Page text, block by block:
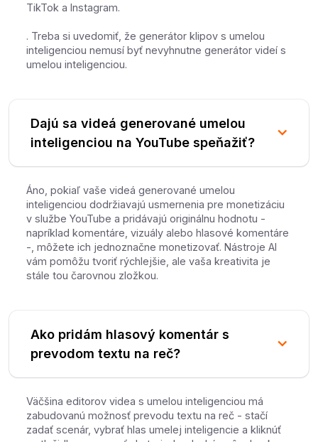
TikTok a Instagram.
. Treba si uvedomiť, že generátor klipov s umelou
inteligenciou nemusí byť nevyhnutne generátor videí s
umelou inteligenciou.
Dajú sa videá generované umelou
inteligenciou na YouTube speňažiť?
Áno, pokiaľ vaše videá generované umelou
inteligenciou dodržiavajú usmernenia pre monetizáciu
v službe YouTube a pridávajú originálnu hodnotu -
napríklad komentáre, vizuály alebo hlasové komentáre
-, môžete ich jednoznačne monetizovať. Nástroje AI
vám pomôžu tvoriť rýchlejšie, ale vaša kreativita je
stále tou čarovnou zložkou.
Ako pridám hlasový komentár s
prevodom textu na reč?
Väčšina editorov videa s umelou inteligenciou má
zabudovanú možnosť prevodu textu na reč - stačí
zadať scenár, vybrať hlas umelej inteligencie a kliknúť